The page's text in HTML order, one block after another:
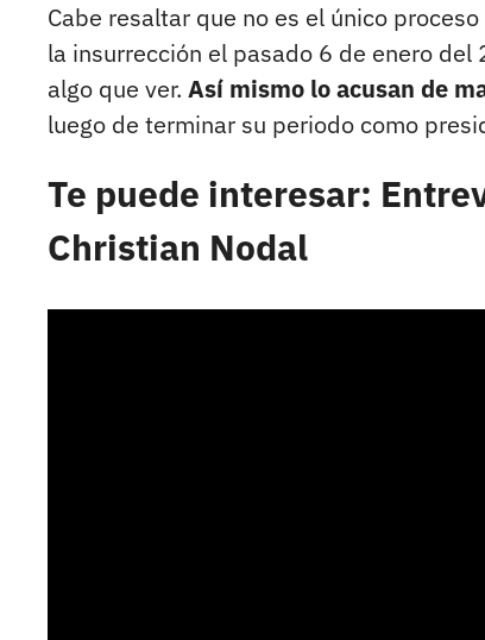
Cabe resaltar que no es el único
la insurrección el pasado 6 de enero
algo que ver. Así mismo lo acusan de
luego de terminar su periodo como
Te puede interesar:
Christian Nodal